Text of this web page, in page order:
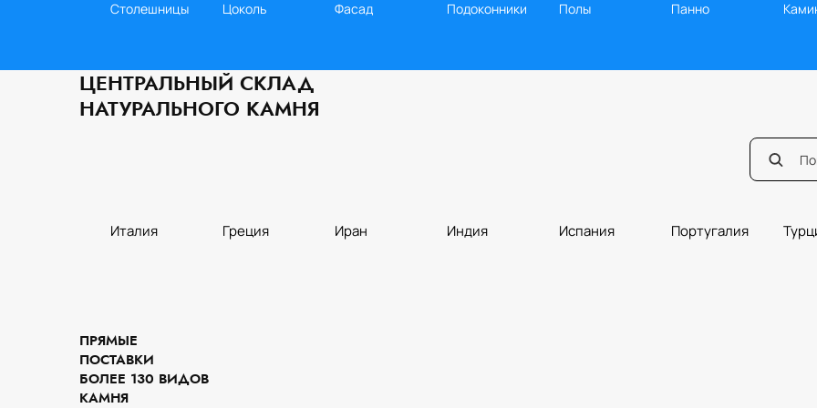
Столешницы Цоколь Фасад Подоконники Полы Панно
ЦЕНТРАЛЬНЫЙ СКЛАД
НАТУРАЛЬНОГО КАМНЯ
Италия Греция Иран Индия Испания Португалия
ПРЯМЫЕ
ПОСТАВКИ
БОЛЕЕ 130 ВИДОВ
КАМНЯ